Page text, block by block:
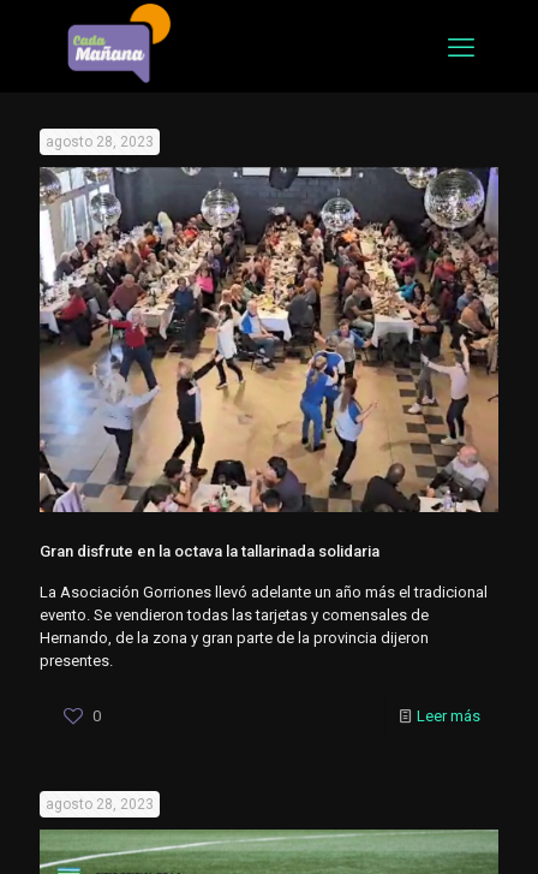
agosto 28, 2023
Gran disfrute en la octava la tallarinada solidaria
La Asociación Gorriones llevó adelante un año más el tradicional
evento. Se vendieron todas las tarjetas y comensales de
Hernando, de la zona y gran parte de la provincia dijeron
presentes.
0 Leer más
agosto 28, 2023